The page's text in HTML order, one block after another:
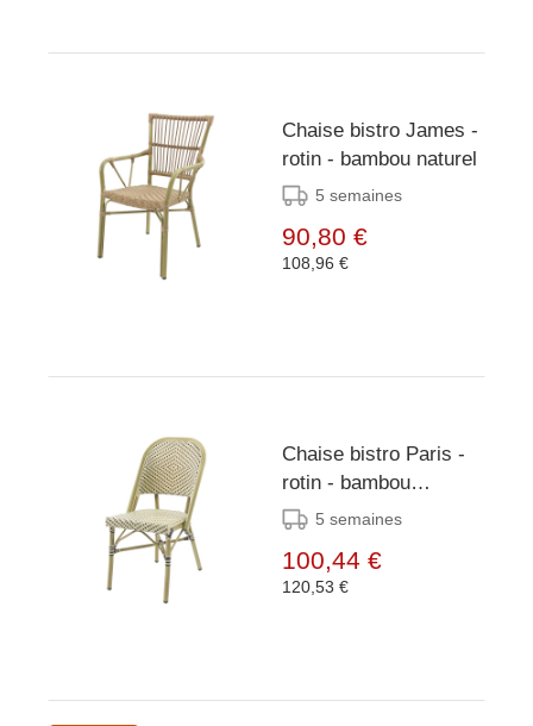
Chaise bistro James -
rotin - bambou naturel
5 semaines
90,80 €
108,96 €
Chaise bistro Paris -
rotin - bambou
blanc/noir
5 semaines
100,44 €
120,53 €